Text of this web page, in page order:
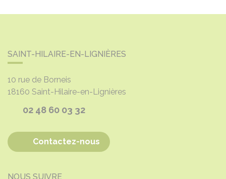
SAINT-HILAIRE-EN-LIGNIÈRES
10 rue de Borneis
18160 Saint-Hilaire-en-Lignières
02 48 60 03 32
Contactez-nous
NOUS SUIVRE